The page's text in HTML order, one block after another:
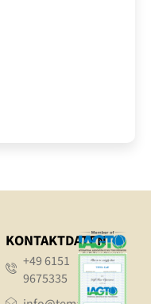
KONTAKTDATEN
+49 6151
9675335